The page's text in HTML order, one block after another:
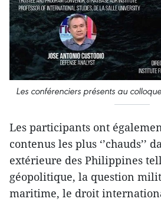
Les conférenciers présents au
Les participants ont
contenus les plus ‘’chauds’’
extérieure des Philippines
géopolitique, la question
maritime, le droit